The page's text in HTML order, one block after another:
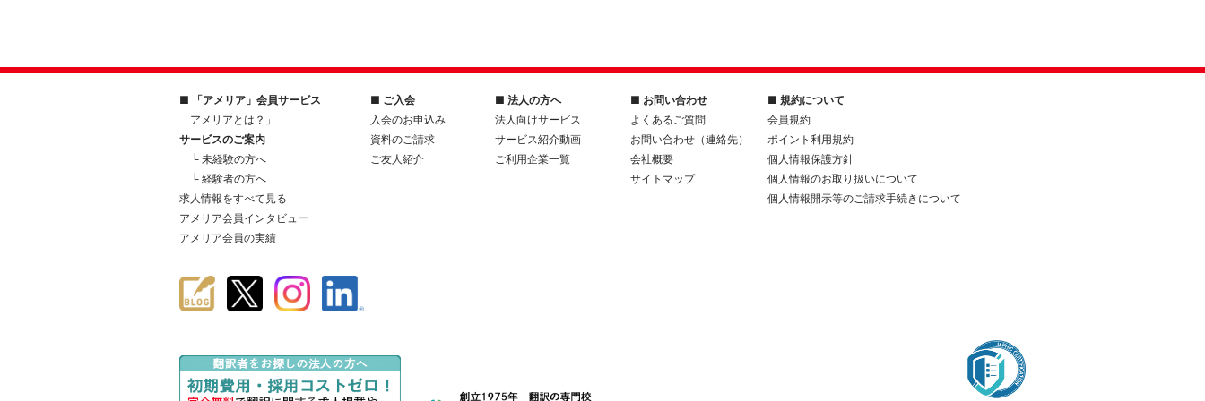
■ 「アメリア」会員サービス
「アメリアとは？」
サービスのご案内
└ 未経験の方へ
└ 経験者の方へ
求人情報をすべて見る
アメリア会員インタビュー
アメリア会員の実績
■ ご入会
入会のお申込み
資料のご請求
ご友人紹介
■ 法人の方へ
法人向けサービス
サービス紹介動画
ご利用企業一覧
■ お問い合わせ
よくあるご質問
お問い合わせ（連絡先）
会社概要
サイトマップ
■ 規約について
会員規約
ポイント利用規約
個人情報保護方針
個人情報のお取り扱いについて
個人情報開示等のご請求手続きについて